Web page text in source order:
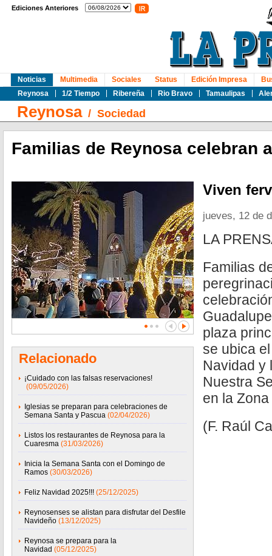
Ediciones Anteriores
Noticias
Reynosa
1/2 Tiempo Ribereña Rio Bravo Tamaulipas
Multimedia Sociales Status Edición Impresa
Reynosa/ Sociedad
Familias de Reynosa celebran
Relacionado
¡Cuidado con las falsas reservaciones!
(09/05/2026)
Iglesias se preparan para celebraciones de
Semana Santa y Pascua (02/04/2026)
Listos los restaurantes de Reynosa para la
Cuaresma (31/03/2026)
Inicia la Semana Santa con el Domingo de
Ramos (30/03/2026)
Feliz Navidad 2025!!! (25/12/2025)
Reynosenses se alistan para disfrutar del Desfile
Navideño (13/12/2025)
Reynosa se prepara para la
Navidad (05/12/2025)
Viven
jueves, 12 de
LA
Familias
plaza
se ubica
Navidad y
Nuestra
en la
(F. Raúl